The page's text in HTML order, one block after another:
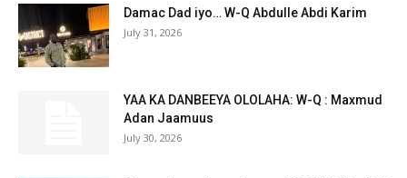
Damac Dad iyo… W-Q Abdulle Abdi Karim
July 31, 2026
YAA KA DANBEEYA OLOLAHA: W-Q : Maxmud
Adan Jaamuus
July 30, 2026